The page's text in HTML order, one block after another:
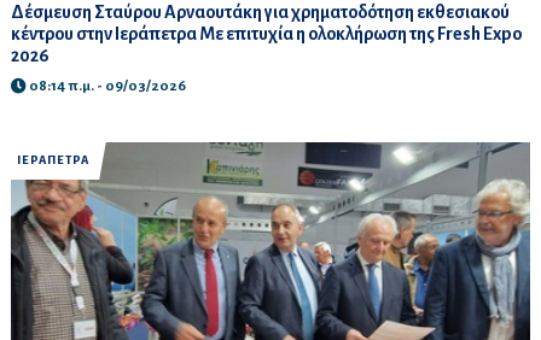
Δέσμευση Σταύρου Αρναουτάκη για χρηματοδότηση εκθεσιακού
κέντρου στην Ιεράπετρα Με επιτυχία η ολοκλήρωση της Fresh Expo
2026
08:14 π.μ. - 09/03/2026
ΙΕΡΑΠΕΤΡΑ